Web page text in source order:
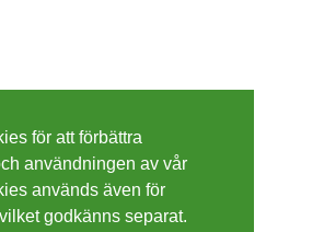
för att förbättra
användningen av vår
används även för
godkänns separat.